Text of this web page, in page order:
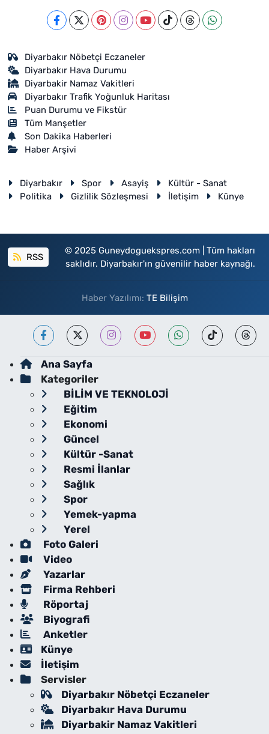
Diyarbakır Nöbetçi Eczaneler
Diyarbakır Hava Durumu
Diyarbakir Namaz Vakitleri
Diyarbakır Trafik Yoğunluk Haritası
Puan Durumu ve Fikstür
Tüm Manşetler
Son Dakika Haberleri
Haber Arşivi
Diyarbakır Spor Asayiş
Kültür - Sanat
Politika
Gizlilik Sözleşmesi İletişim Künye
RSS
© 2025 Guneydoguekspres.com | Tüm hakları
saklıdır. Diyarbakır'ın güvenilir haber kaynağı.
Haber Yazılımı: TE Bilişim
Ana Sayfa
Kategoriler
BİLİM VE TEKNOLOJİ
Eğitim
Ekonomi
Güncel
Kültür -Sanat
Resmi İlanlar
Sağlık
Spor
Yemek-yapma
Yerel
Foto Galeri
Video
Yazarlar
Firma Rehberi
Röportaj
Biyografi
Anketler
Künye
İletişim
Servisler
Diyarbakır Nöbetçi Eczaneler
Diyarbakır Hava Durumu
Diyarbakir Namaz Vakitleri